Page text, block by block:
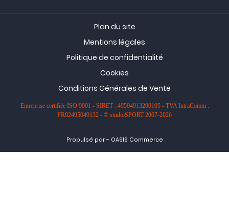
Plan du site
Mentions légales
Politique de confidentialité
Cookies
Conditions Générales de Vente
Entreprise certifiée ISO 9001 - SIRET : 49504913200105 - TVA IntraComm :
FR02495049132 - © studioSPORT 2007-2026
Propulsé par- OASIS Commerce